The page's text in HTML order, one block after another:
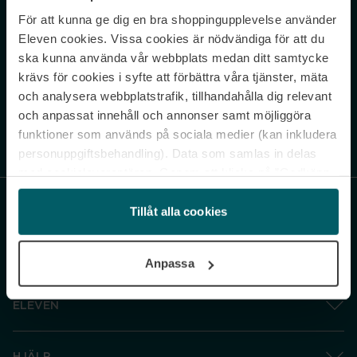
För att kunna ge dig en bra shoppingupplevelse använder
Eleven cookies. Vissa cookies är nödvändiga för att du
ska kunna använda vår webbplats medan ditt samtycke
krävs för cookies i syfte att förbättra våra tjänster, mäta
och analysera webbplatstrafik, tillhandahålla dig relevant
och anpassat innehåll och annonser samt möjliggöra
funktioner som används på sociala medier (kan inkludera
personuppgiftsbehandling). Data som samlas in delas
och gå vidare” accepterar du samtliga cookies medan du
under ”Inställningar” kan anpassa användningen av
cookies. Du kan återkalla ditt samtycke när som helst.
Tillåt alla cookies
Anpassa
Never miss a beat.
Sign up to our newsletter.
Genom att prenumerera accepterar du vår Integritetspolicy. Avprenumerera
ELEVEN